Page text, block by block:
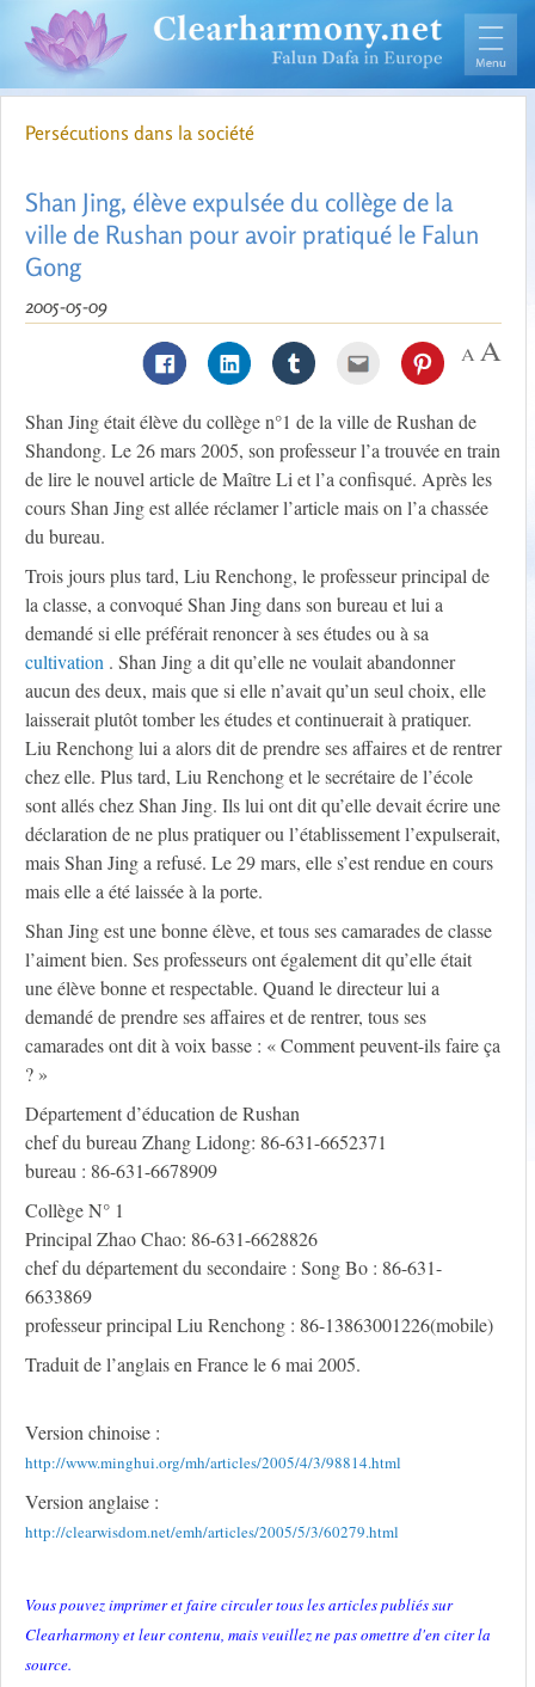
Persécutions dans la société
Shan Jing, élève expulsée du collège de la
ville de Rushan pour avoir pratiqué le Falun
Gong
2005-05-09
Shan Jing était élève du collège n°1 de la ville de Rushan de
Shandong. Le 26 mars 2005, son professeur l’a trouvée en train
de lire le nouvel article de Maître Li et l’a confisqué. Après les
cours Shan Jing est allée réclamer l’article mais on l’a chassée
du bureau.
Trois jours plus tard, Liu Renchong, le professeur principal de
la classe, a convoqué Shan Jing dans son bureau et lui a
demandé si elle préférait renoncer à ses études ou à sa
cultivation . Shan Jing a dit qu’elle ne voulait abandonner
aucun des deux, mais que si elle n’avait qu’un seul choix, elle
laisserait plutôt tomber les études et continuerait à pratiquer.
Liu Renchong lui a alors dit de prendre ses affaires et de rentrer
chez elle. Plus tard, Liu Renchong et le secrétaire de l’école
sont allés chez Shan Jing. Ils lui ont dit qu’elle devait écrire une
déclaration de ne plus pratiquer ou l’établissement l’expulserait,
mais Shan Jing a refusé. Le 29 mars, elle s’est rendue en cours
mais elle a été laissée à la porte.
Shan Jing est une bonne élève, et tous ses camarades de classe
l’aiment bien. Ses professeurs ont également dit qu’elle était
une élève bonne et respectable. Quand le directeur lui a
demandé de prendre ses affaires et de rentrer, tous ses
camarades ont dit à voix basse : « Comment peuvent-ils faire ça
? »
Département d’éducation de Rushan
chef du bureau Zhang Lidong: 86-631-6652371
bureau : 86-631-6678909
Collège N° 1
Principal Zhao Chao: 86-631-6628826
chef du département du secondaire : Song Bo : 86-631-
6633869
professeur principal Liu Renchong : 86-13863001226(mobile)
Traduit de l’anglais en France le 6 mai 2005.
Version chinoise :
http://www.minghui.org/mh/articles/2005/4/3/98814.html
Version anglaise :
http://clearwisdom.net/emh/articles/2005/5/3/60279.html
Vous pouvez imprimer et faire circuler tous les articles publiés sur
Clearharmony et leur contenu, mais veuillez ne pas omettre d'en citer la
source.